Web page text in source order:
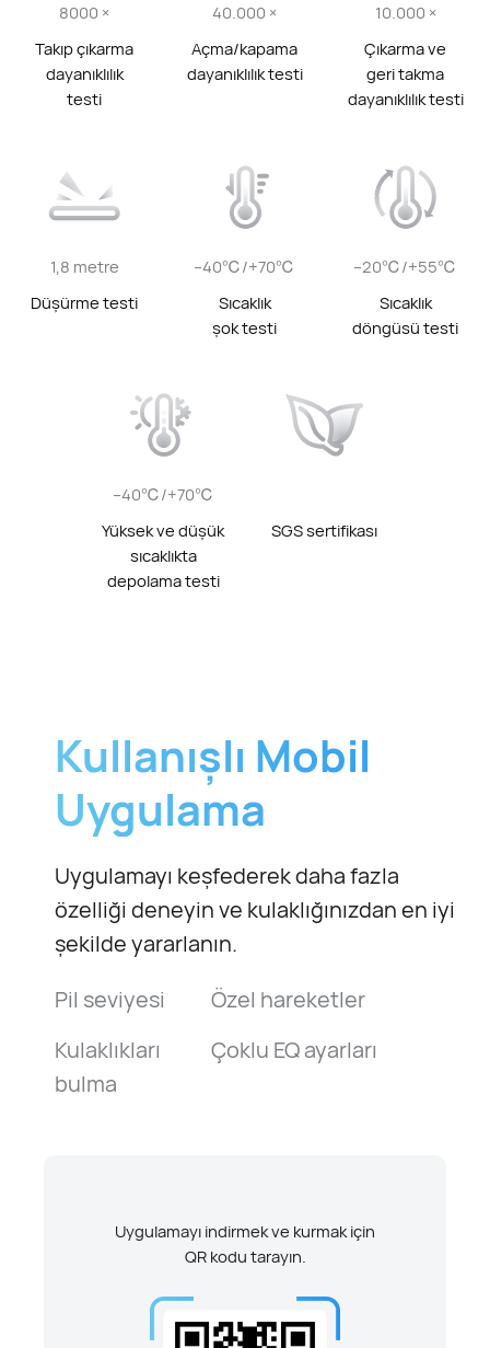
8000 ×
Takıp çıkarma
dayanıklılık
testi
40.000 ×
Açma/kapama
dayanıklılık testi
10.000 ×
Çıkarma ve
geri takma
dayanıklılık testi
1,8 metre
Düşürme testi
–40℃/+70℃
Sıcaklık
şok testi
–20℃/+55℃
Sıcaklık
döngüsü testi
–40℃/+70℃
Yüksek ve düşük
sıcaklıkta
depolama testi
SGS sertifikası
Kullanışlı Mobil
Uygulama
Uygulamayı keşfederek daha fazla
özelliği deneyin ve kulaklığınızdan en iyi
şekilde yararlanın.
Pil seviyesi
Özel hareketler
Kulaklıkları
bulma
Çoklu EQ ayarları
Uygulamayı indirmek ve kurmak için
QR kodu tarayın.